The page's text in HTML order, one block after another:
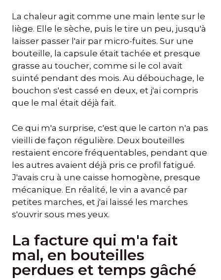
La chaleur agit comme une main lente sur le
liège. Elle le sèche, puis le tire un peu, jusqu'à
laisser passer l'air par micro-fuites. Sur une
bouteille, la capsule était tachée et presque
grasse au toucher, comme si le col avait
suinté pendant des mois. Au débouchage, le
bouchon s'est cassé en deux, et j'ai compris
que le mal était déjà fait.
Ce qui m'a surprise, c'est que le carton n'a pas
vieilli de façon régulière. Deux bouteilles
restaient encore fréquentables, pendant que
les autres avaient déjà pris ce profil fatigué.
J'avais cru à une caisse homogène, presque
mécanique. En réalité, le vin a avancé par
petites marches, et j'ai laissé les marches
s'ouvrir sous mes yeux.
La facture qui m'a fait
mal, en bouteilles
perdues et temps gâché